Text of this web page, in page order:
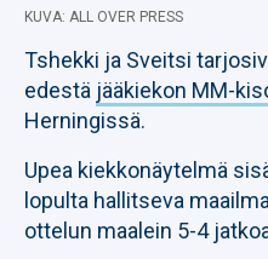
KUVA: ALL OVER PRESS
Tshekki ja Sveitsi
edestä jääkiekon MM-
Herningissä.
Upea kiekkonäytelmä
lopulta hallitseva
ottelun maalein 5-4